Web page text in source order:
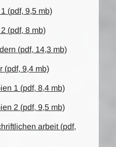
(pdf, 9,5 mb)
(pdf, 8 mb)
(pdf, 14,3 mb)
(pdf, 9,4 mb)
1 (pdf, 8,4 mb)
2 (pdf, 9,5 mb)
arbeit (pdf,